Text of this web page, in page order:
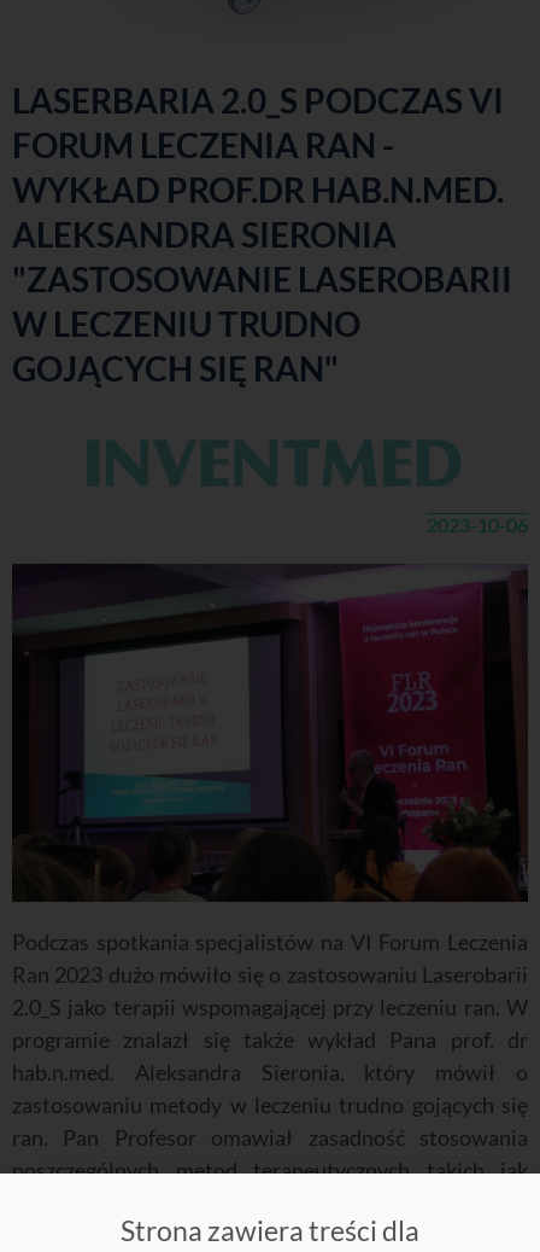
LASERBARIA 2.0_S PODCZAS VI
FORUM LECZENIA RAN -
WYKŁAD PROF.DR HAB.N.MED.
ALEKSANDRA SIERONIA
"ZASTOSOWANIE LASEROBARII
W LECZENIU TRUDNO
GOJĄCYCH SIĘ RAN"
2023-10-06
Podczas spotkania specjalistów na VI Forum Leczenia
Ran 2023 dużo mówiło się o zastosowaniu Laserobarii
2.0_S jako terapii wspomagającej przy leczeniu ran. W
programie znalazł się także wykład Pana prof. dr
hab.n.med. Aleksandra Sieronia, który mówił o
zastosowaniu metody w leczeniu trudno gojących się
ran. Pan Profesor omawiał zasadność stosowania
poszczególnych metod terapeutycznych takich jak
magnetycznym, światłem czerwonym i światłem UV.
Strona zawiera treści dla